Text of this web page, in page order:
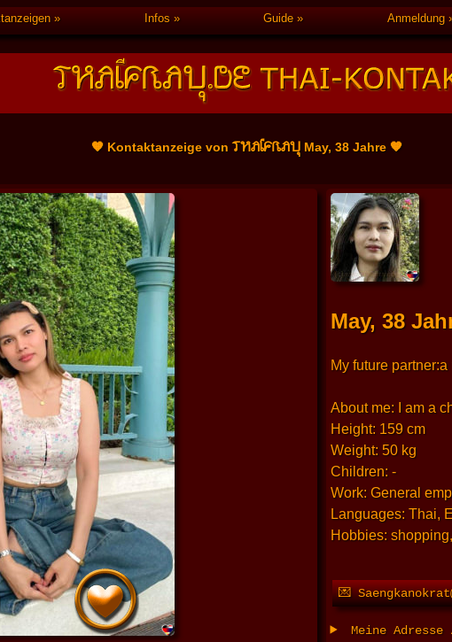
Infos Guide Anmeldung
🧡 Kontaktanzeige vonTHAIFRAU May, 38 Jahre 🧡
May, 38
My future
About me: I am a
Height: 159 cm
Weight: 50 kg
Children: -
Work: General
Languages: Thai,
Hobbies:
💌
Meine Adresse